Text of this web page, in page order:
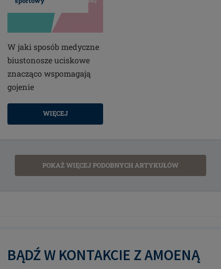
W jaki sposób medyczne
biustonosze uciskowe
znacząco wspomagają
gojenie
WIĘCEJ
POKAŻ WIĘCEJ PODOBNYCH ARTYKUŁÓW
BĄDŹ W KONTAKCIE Z AMOENĄ